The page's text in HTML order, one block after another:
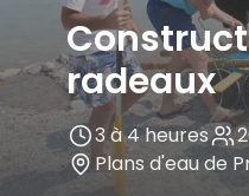
radeaux
3 à 4 heures
Plans d'eau de